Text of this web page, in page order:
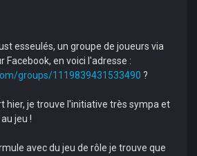
esseulés, un groupe de joueurs via
Facebook, en voici l'adresse :
groups/1119839431533490 ?
hier, je trouve l'initiative très sympa et
jeu !
avec du jeu de rôle je trouve que